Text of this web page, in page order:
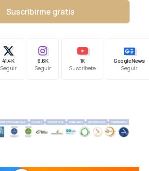
Suscribirme gratis
41.4K
Seguir
6.6K
Seguir
1K
Suscríbete
Google News
Seguir